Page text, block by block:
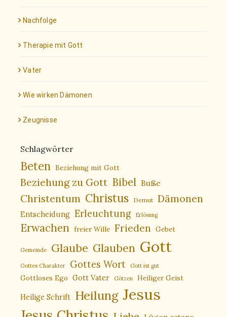
Nachfolge
Therapie mit Gott
Vater
Wie wirken Dämonen
Zeugnisse
Schlagwörter
Beten Beziehung mit Gott
Beziehung zu Gott Bibel Buße
Christentum Christus Demut Dämonen
Entscheidung Erleuchtung Erlösung
Erwachen freier Wille Frieden Gebet
Gemeinde Glaube Glauben Gott
Gottes Charakter Gottes Wort Gott ist gut
Gottloses Ego Gott Vater Götzen Heiliger Geist
Heilige Schrift Heilung Jesus